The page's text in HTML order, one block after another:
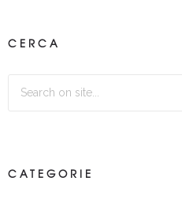
CERCA
CATEGORIE